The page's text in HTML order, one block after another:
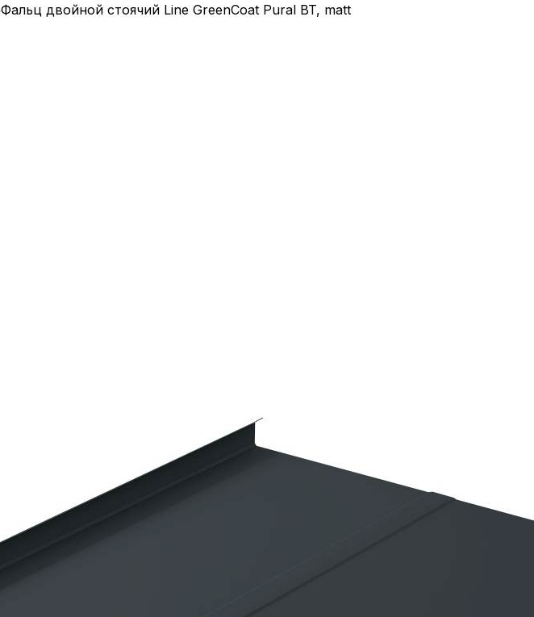
Фальц двойной стоячий Line GreenCoat Pural BT, matt